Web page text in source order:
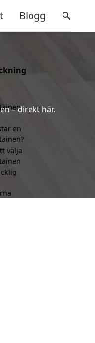
Blogg
– direkt här.
en
välja